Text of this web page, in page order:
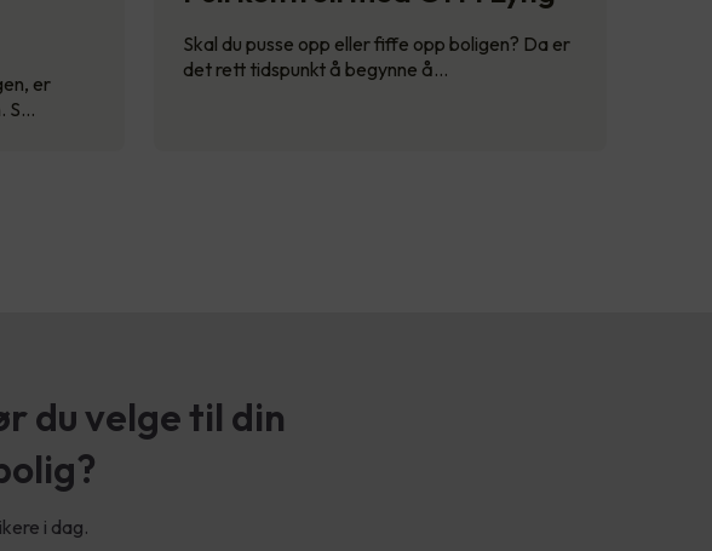
er
S…
Skal du pusse opp eller fiffe opp boligen? Da er
det rett tidspunkt å begynne å…
du velge til din
i dag.